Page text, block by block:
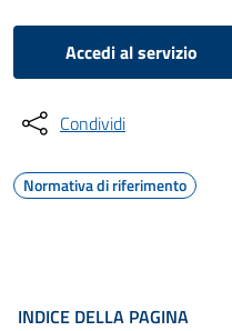
Accedi al servizio
Condividi
Normativa di riferimento
INDICE DELLA PAGINA